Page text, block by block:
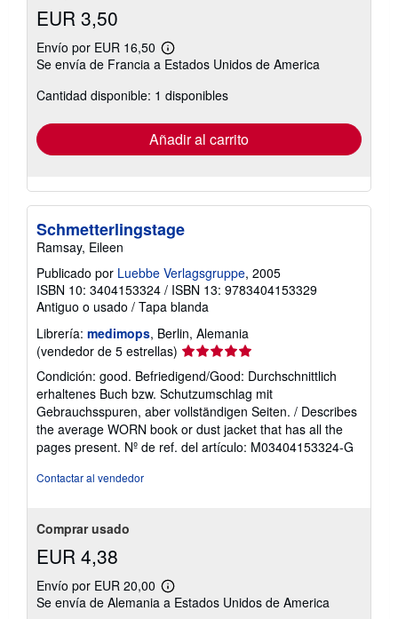
EUR 3,50
Envío por EUR 16,50
Más
información
las
tarifas
envío
Se envía de Francia a Estados Unidos de America
Cantidad disponible: 1 disponibles
Añadir al carrito
Schmetterlingstage
Ramsay, Eileen
Publicado por Luebbe Verlagsgruppe, 2005
ISBN 10: 3404153324 / ISBN 13: 9783404153329
Antiguo o usado / Tapa blanda
Librería: medimops, Berlin, Alemania
(vendedor de 5 estrellas) Calificación
vendedor:
5
de
5
estrellas
Condición: good. Befriedigend/Good: Durchschnittlich
erhaltenes Buch bzw. Schutzumschlag mit
Gebrauchsspuren, aber vollständigen Seiten. / Describes
the average WORN book or dust jacket that has all the
pages present. Nº de ref. del artículo: M03404153324-G
Contactar al vendedor
Comprar usado
EUR 4,38
Envío por EUR 20,00
Más
información
Se envía de Alemania a Estados Unidos de America